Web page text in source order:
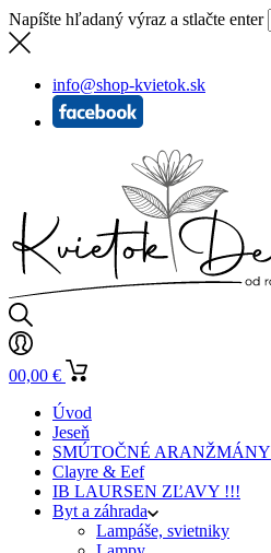
Napíšte hľadaný výraz a stlačte enter
info@shop-kvietok.sk
00,00 €
Úvod
Jeseň
SMÚTOČNÉ ARANŽMÁNY
Clayre & Eef
IB LAURSEN ZĽAVY !!!
Byt a záhrada
Lampáše, svietniky